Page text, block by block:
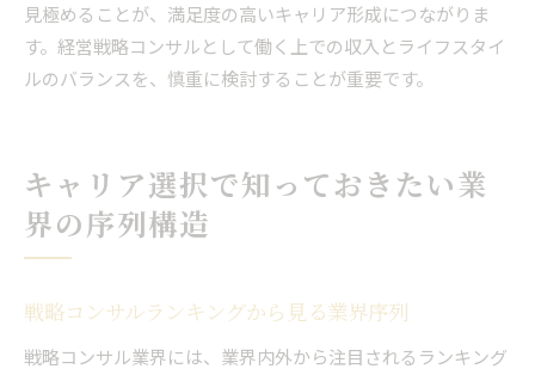
見極めることが、満足度の高いキャリア形成につながりま
す。経営戦略コンサルとして働く上での収入とライフスタイ
ルのバランスを、慎重に検討することが重要です。
キャリア選択で知っておきたい業
界の序列構造
戦略コンサルランキングから見る業界序列
戦略コンサル業界には、業界内外から注目されるランキング